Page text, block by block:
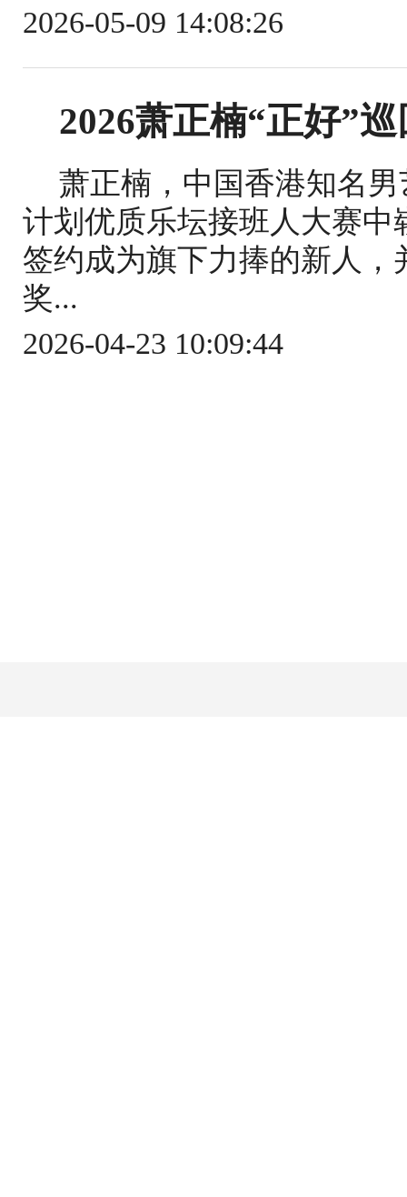
2026-05-09 14:08:26
2026萧正楠“正好”
萧正楠，中国香港知名
计划优质乐坛接班人大赛中
签约成为旗下力捧的新人，
奖...
2026-04-23 10:09:44